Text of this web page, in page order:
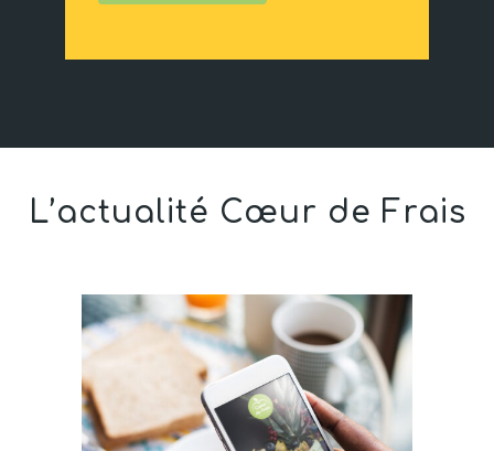
L’actualité Cœur de Frais